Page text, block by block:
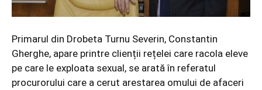
Primarul din Drobeta Turnu Severin, Constantin
Gherghe, apare printre clienții rețelei care racola eleve
pe care le exploata sexual, se arată în referatul
procurorului care a cerut arestarea omului de afaceri